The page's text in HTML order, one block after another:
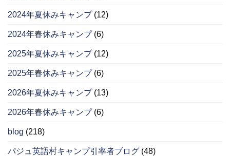
2024年夏休みキャンプ(12)
2024年春休みキャンプ(6)
2025年夏休みキャンプ(12)
2025年春休みキャンプ(6)
2026年夏休みキャンプ(13)
2026年春休みキャンプ(6)
blog (218)
パジュ英語村キャンプ引率者ブログ (48)